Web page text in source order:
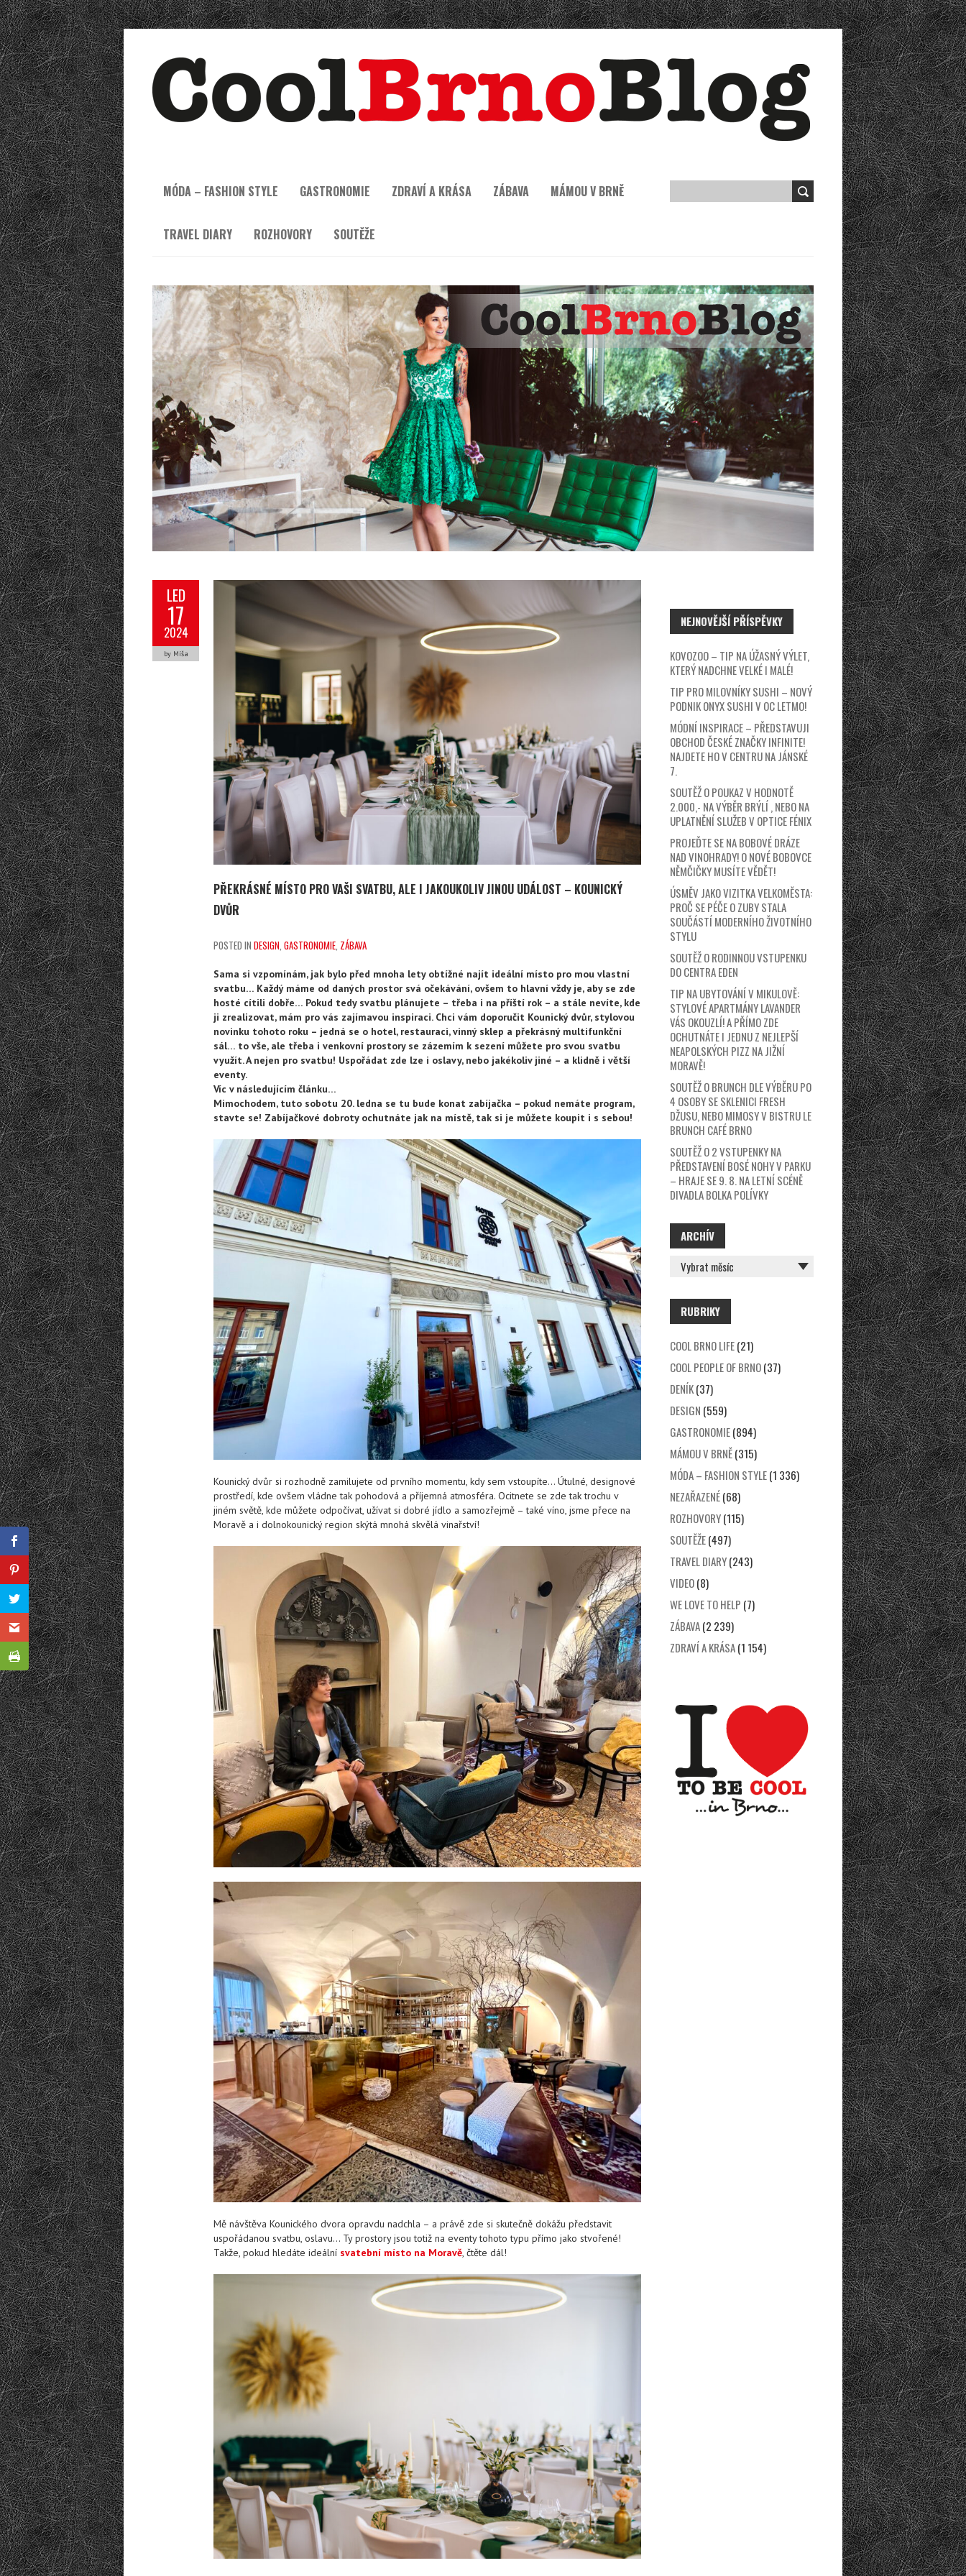
MÓDA – FASHION STYLE GASTRONOMIE ZDRAVÍ A KRÁSA ZÁBAVA MÁMOU V BRNĚ
TRAVEL DIARY ROZHOVORY SOUTĚŽE
LED
17
2024
by Míša
PŘEKRÁSNÉ MÍSTO PRO VAŠI SVATBU, ALE I JAKOUKOLIV JINOU UDÁLOST – KOUNICKÝ
DVŮR
POSTED IN DESIGN GASTRONOMIE ZÁBAVA
Sama si vzpomínám, jak bylo před mnoha lety obtížné najít ideální místo pro mou vlastní
svatbu… Každý máme od daných prostor svá očekávání, ovšem to hlavní vždy je, aby se zde
hosté cítili dobře… Pokud tedy svatbu plánujete – třeba i na příští rok – a stále nevíte, kde
ji zrealizovat, mám pro vás zajímavou inspiraci. Chci vám doporučit Kounický dvůr, stylovou
novinku tohoto roku – jedná se o hotel, restauraci, vinný sklep a překrásný multifunkční
sál… to vše, ale třeba i venkovní prostory se zázemím k sezení můžete pro svou svatbu
využít. A nejen pro svatbu! Uspořádat zde lze i oslavy, nebo jakékoliv jiné – a klidně i větší
eventy.
Víc v následujícím článku…
Mimochodem, tuto sobotu 20. ledna se tu bude konat zabíjačka – pokud nemáte program,
stavte se! Zabíjačkové dobroty ochutnáte jak na místě, tak si je můžete koupit i s sebou!
Kounický dvůr si rozhodně zamilujete od prvního momentu, kdy sem vstoupíte… Útulné, designové
prostředí, kde ovšem vládne tak pohodová a příjemná atmosféra. Ocitnete se zde tak trochu v
jiném světě, kde můžete odpočívat, užívat si dobré jídlo a samozřejmě – také víno, jsme přece na
Moravě a i dolnokounický region skýtá mnohá skvělá vinařství!
Mě návštěva Kounického dvora opravdu nadchla – a právě zde si skutečně dokážu představit
uspořádanou svatbu, oslavu… Ty prostory jsou totiž na eventy tohoto typu přímo jako stvořené!
Takže, pokud hledáte ideální svatební místo na Moravě, čtěte dál!
NEJNOVĚJŠÍ PŘÍSPĚVKY
KOVOZOO – TIP NA ÚŽASNÝ VÝLET,
KTERÝ NADCHNE VELKÉ I MALÉ!
TIP PRO MILOVNÍKY SUSHI – NOVÝ
PODNIK ONYX SUSHI V OC LETMO!
MÓDNÍ INSPIRACE – PŘEDSTAVUJI
OBCHOD ČESKÉ ZNAČKY INFINITE!
NAJDETE HO V CENTRU NA JÁNSKÉ
7.
SOUTĚŽ O POUKAZ V HODNOTĚ
2.000,- NA VÝBĚR BRÝLÍ , NEBO NA
UPLATNĚNÍ SLUŽEB V OPTICE FÉNIX
PROJEĎTE SE NA BOBOVÉ DRÁZE
NAD VINOHRADY! O NOVÉ BOBOVCE
NĚMČIČKY MUSÍTE VĚDĚT!
ÚSMĚV JAKO VIZITKA VELKOMĚSTA:
PROČ SE PÉČE O ZUBY STALA
SOUČÁSTÍ MODERNÍHO ŽIVOTNÍHO
STYLU
SOUTĚŽ O RODINNOU VSTUPENKU
DO CENTRA EDEN
TIP NA UBYTOVÁNÍ V MIKULOVĚ:
STYLOVÉ APARTMÁNY LAVANDER
VÁS OKOUZLÍ! A PŘÍMO ZDE
OCHUTNÁTE I JEDNU Z NEJLEPŠÍ
NEAPOLSKÝCH PIZZ NA JIŽNÍ
MORAVĚ!
SOUTĚŽ O BRUNCH DLE VÝBĚRU PO
4 OSOBY SE SKLENICI FRESH
DŽUSU, NEBO MIMOSY V BISTRU LE
BRUNCH CAFÉ BRNO
SOUTĚŽ O 2 VSTUPENKY NA
PŘEDSTAVENÍ BOSÉ NOHY V PARKU
– HRAJE SE 9. 8. NA LETNÍ SCÉNĚ
DIVADLA BOLKA POLÍVKY
ARCHÍV
ARCHÍV
RUBRIKY
COOL BRNO LIFE(21)
COOL PEOPLE OF BRNO(37)
DENÍK(37)
DESIGN (559)
GASTRONOMIE(894)
MÁMOU V BRNĚ(315)
MÓDA – FASHION STYLE(1 336)
NEZAŘAZENÉ(68)
ROZHOVORY(115)
SOUTĚŽE(497)
TRAVEL DIARY(243)
VIDEO(8)
WE LOVE TO HELP (7)
ZÁBAVA(2 239)
ZDRAVÍ A KRÁSA(1 154)